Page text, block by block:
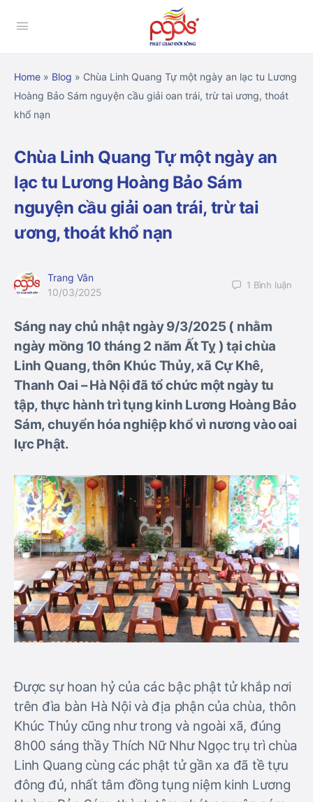
Home » Blog » Chùa Linh Quang Tự một ngày an lạc tu Lương
Hoàng Bảo Sám nguyện cầu giải oan trái, trừ tai ương, thoát
khổ nạn
Chùa Linh Quang Tự một ngày an
lạc tu Lương Hoàng Bảo Sám
nguyện cầu giải oan trái, trừ tai
ương, thoát khổ nạn
Trang Vân
10/03/2025
1 Bình luận
Sáng nay chủ nhật ngày 9/3/2025 ( nhằm
ngày mồng 10 tháng 2 năm Ất Tỵ ) tại chùa
Linh Quang, thôn Khúc Thủy, xã Cự Khê,
Thanh Oai – Hà Nội đã tổ chức một ngày tu
tập, thực hành trì tụng kinh Lương Hoàng Bảo
Sám, chuyển hóa nghiệp khổ vì nương vào oai
lực Phật.
Được sự hoan hỷ của các bậc phật tử khắp nơi
trên đìa bàn Hà Nội và địa phận của chùa, thôn
Khúc Thủy cũng như trong và ngoài xã, đúng
8h00 sáng thầy Thích Nữ Như Ngọc trụ trì chùa
Linh Quang cùng các phật tử gần xa đã tề tựu
đông đủ, nhất tâm đồng tụng niệm kinh Lương